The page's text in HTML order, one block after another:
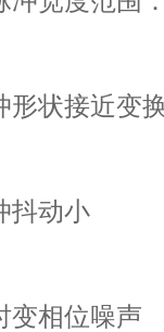
形状接近变
抖动小
变相位噪声